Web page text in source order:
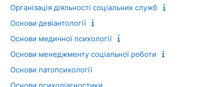
Організація діяльності соціальних служб
Основи девіантології
Основи медичної психології
Основи менеджменту соціальної роботи
Основи патопсихології
Основи психодіагностики